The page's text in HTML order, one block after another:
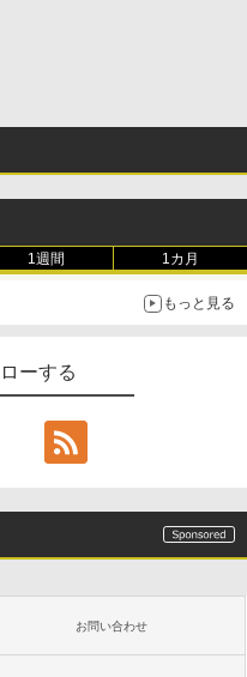
1週間 1カ月
もっと見る
ーする
お問い合わせ